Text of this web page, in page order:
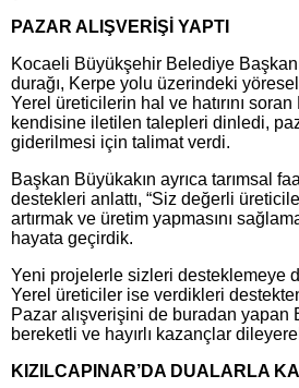
PAZAR ALIŞVERİŞİ YAPTI
Kocaeli Büyükşehir Belediye
durağı, Kerpe yolu üzerindeki
Yerel üreticilerin hal ve hatırını
kendisine iletilen talepleri dinledi,
giderilmesi için talimat verdi.
Başkan Büyükakın ayrıca tarımsal
destekleri anlattı, “Siz değerli
artırmak ve üretim yapmasını
hayata geçirdik.
Yeni projelerle sizleri desteklemeye
Yerel üreticiler ise verdikleri
Pazar alışverişini de buradan yapan
bereketli ve hayırlı kazançlar
KIZILCAPINAR’DA DUALARLA